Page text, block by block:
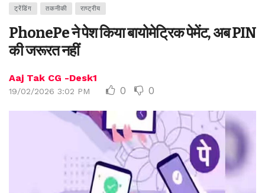
ट्रेंडिंग तकनीकी राष्ट्रीय
PhonePe ने पेश किया बायोमेट्रिक पेमेंट, अब PIN
की जरूरत नहीं
Aaj Tak CG -Desk1
19/02/2026 3:02 PM 0 0